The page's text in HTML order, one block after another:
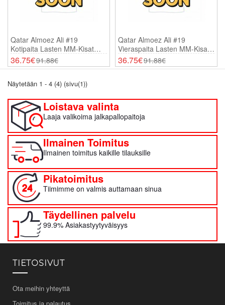
Qatar Almoez Ali #19
Kotipaita Lasten MM-Kisat
2026 Lyhythihainen (+
Shortsit)
36.75€91.88€
Qatar Almoez Ali #19
Vieraspaita Lasten MM-Kisat
2026 Lyhythihainen (+
Shortsit)
36.75€91.88€
Näytetään 1 - 4 (4) (sivu(1))
Loistava valinta
Laaja valikoima jalkapallopaitoja
Ilmainen Toimitus
Ilmainen toimitus kaikille tilauksille
Pikatoimitus
Tiimimme on valmis auttamaan sinua
Täydellinen palvelu
99.9% Asiakastyytyväisyys
TIETOSIVUT
Ota meihin yhteyttä